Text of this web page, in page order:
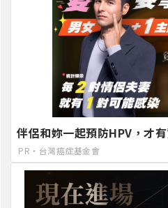
伴侶和妳一起預防HPV，才
PR・台灣癌症基金會